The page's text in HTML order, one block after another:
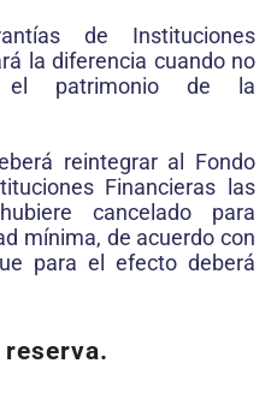
de Instituciones
la diferencia cuando no
el patrimonio de la
reintegrar al Fondo
Financieras las
cancelado para
mínima, de acuerdo con
para el efecto deberá